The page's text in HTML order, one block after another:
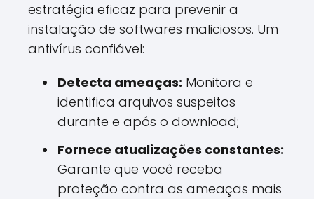
estratégia eficaz para prevenir a
instalação de softwares maliciosos. Um
antivírus confiável:
Detecta ameaças: Monitora e
identifica arquivos suspeitos
durante e após o download;
Fornece atualizações constantes:
Garante que você receba
proteção contra as ameaças mais